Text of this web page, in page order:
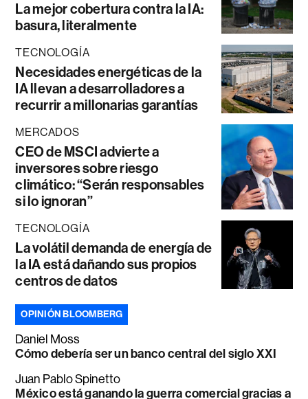
La mejor cobertura contra la IA:
basura, literalmente
TECNOLOGÍA
Necesidades energéticas de la
IA llevan a desarrolladores a
recurrir a millonarias garantías
MERCADOS
CEO de MSCI advierte a
inversores sobre riesgo
climático: “Serán responsables
si lo ignoran”
TECNOLOGÍA
La volátil demanda de energía de
la IA está dañando sus propios
centros de datos
OPINIÓN BLOOMBERG
Daniel Moss
Cómo debería ser un banco central del siglo XXI
Juan Pablo Spinetto
México está ganando la guerra comercial gracias a